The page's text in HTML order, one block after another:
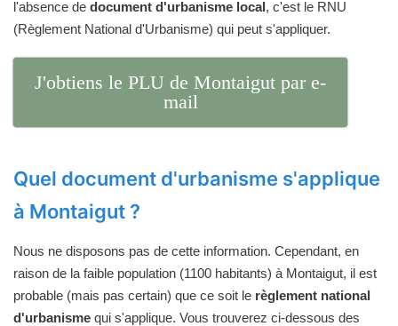
l'absence de document d'urbanisme local, c'est le RNU
(Règlement National d'Urbanisme) qui peut s'appliquer.
J'obtiens le PLU de Montaigut par e-
mail
Quel document d'urbanisme s'applique
à Montaigut ?
Nous ne disposons pas de cette information. Cependant, en
raison de la faible population (1100 habitants) à Montaigut, il est
probable (mais pas certain) que ce soit le règlement national
d'urbanisme qui s'applique. Vous trouverez ci-dessous des